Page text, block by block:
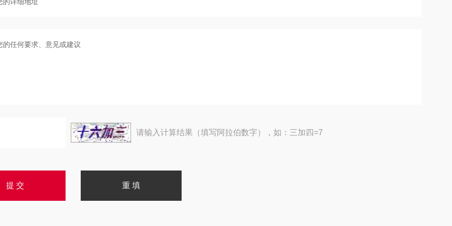
请输入计算结果（填写阿拉伯数字），如：三加四=7